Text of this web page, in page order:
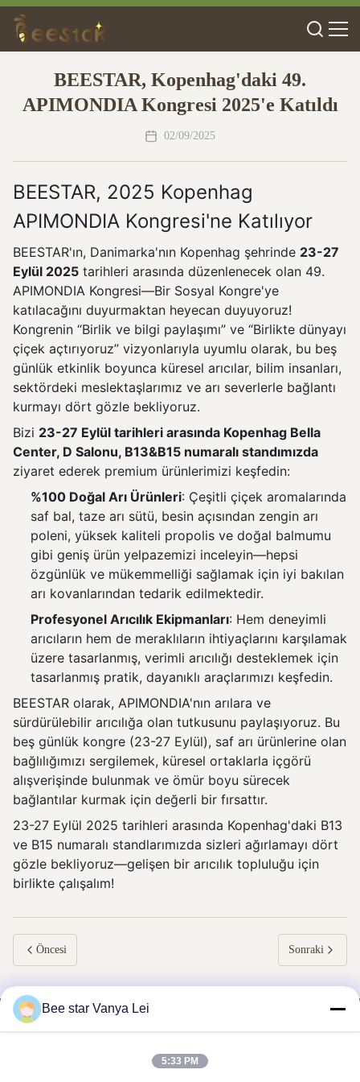
BEESTAR, Kopenhag'daki 49.
APIMONDIA Kongresi 2025'e Katıldı
02/09/2025
BEESTAR, 2025 Kopenhag
APIMONDIA Kongresi'ne Katılıyor
BEESTAR'ın, Danimarka'nın Kopenhag şehrinde 23-27
Eylül 2025 tarihleri arasında düzenlenecek olan 49.
APIMONDIA Kongresi—Bir Sosyal Kongre'ye
katılacağını duyurmaktan heyecan duyuyoruz!
Kongrenin “Birlik ve bilgi paylaşımı” ve “Birlikte dünyayı
çiçek açtırıyoruz” vizyonlarıyla uyumlu olarak, bu beş
günlük etkinlik boyunca küresel arıcılar, bilim insanları,
sektördeki meslektaşlarımız ve arı severlerle bağlantı
kurmayı dört gözle bekliyoruz.
Bizi 23-27 Eylül tarihleri arasında Kopenhag Bella
Center, D Salonu, B13&B15 numaralı standımızda
ziyaret ederek premium ürünlerimizi keşfedin:
%100 Doğal Arı Ürünleri: Çeşitli çiçek aromalarında
saf bal, taze arı sütü, besin açısından zengin arı
poleni, yüksek kaliteli propolis ve doğal balmumu
gibi geniş ürün yelpazemizi inceleyin—hepsi
özgünlük ve mükemmelliği sağlamak için iyi bakılan
arı kovanlarından tedarik edilmektedir.
Profesyonel Arıcılık Ekipmanları: Hem deneyimli
arıcıların hem de meraklıların ihtiyaçlarını karşılamak
üzere tasarlanmış, verimli arıcılığı desteklemek için
tasarlanmış pratik, dayanıklı araçlarımızı keşfedin.
BEESTAR olarak, APIMONDIA'nın arılara ve
sürdürülebilir arıcılığa olan tutkusunu paylaşıyoruz. Bu
beş günlük kongre (23-27 Eylül), saf arı ürünlerine olan
bağlılığımızı sergilemek, küresel ortaklarla içgörü
alışverişinde bulunmak ve ömür boyu sürecek
bağlantılar kurmak için değerli bir fırsattır.
23-27 Eylül 2025 tarihleri arasında Kopenhag'daki B13
ve B15 numaralı standlarımızda sizleri ağırlamayı dört
gözle bekliyoruz—gelişen bir arıcılık topluluğu için
birlikte çalışalım!
Öncesi Sonraki
Bee star Vanya Lei
5:33 PM